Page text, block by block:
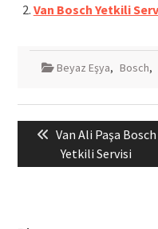
Van Bosch Yetkili
Beyaz Eşya, Bosch,
gezinmesi
Previous
post:
Van Ali Paşa Bosch
Yetkili Servisi